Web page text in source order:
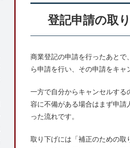
登記申請の取
商業登記の申請を行ったあとで
ら申請を行い、その申請をキャ
一方で自分からキャンセルする
容に不備がある場合はまず申請
った流れです。
取り下げには「補正のための取